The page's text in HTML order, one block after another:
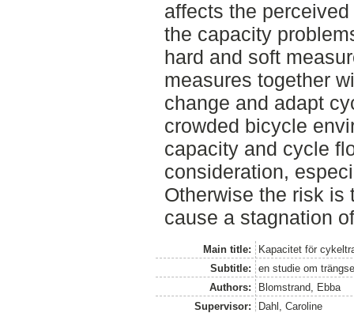
affects the
the capacity
hard and soft
measures together
change and adapt
crowded bicycle
capacity and cycle
consideration,
Otherwise the risk is
cause a stagnation
Main title:
Kapacitet för
Subtitle:
en studie om
Authors:
Blomstrand, Ebba
Supervisor:
Dahl, Caroline